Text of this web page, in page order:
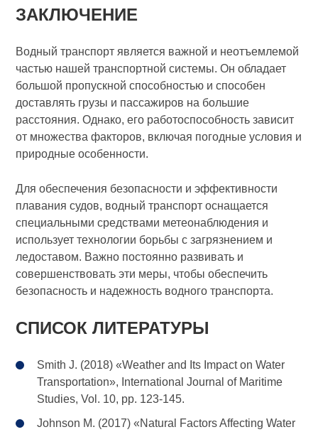
ЗАКЛЮЧЕНИЕ
Водный транспорт является важной и неотъемлемой
частью нашей транспортной системы. Он обладает
большой пропускной способностью и способен
доставлять грузы и пассажиров на большие
расстояния. Однако, его работоспособность зависит
от множества факторов, включая погодные условия и
природные особенности.
Для обеспечения безопасности и эффективности
плавания судов, водный транспорт оснащается
специальными средствами метеонаблюдения и
использует технологии борьбы с загрязнением и
ледоставом. Важно постоянно развивать и
совершенствовать эти меры, чтобы обеспечить
безопасность и надежность водного транспорта.
СПИСОК ЛИТЕРАТУРЫ
Smith J. (2018) «Weather and Its Impact on Water
Transportation», International Journal of Maritime
Studies, Vol. 10, pp. 123-145.
Johnson M. (2017) «Natural Factors Affecting Water